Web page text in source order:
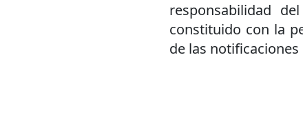
responsabilidad
constituido con la
de las notificaciones